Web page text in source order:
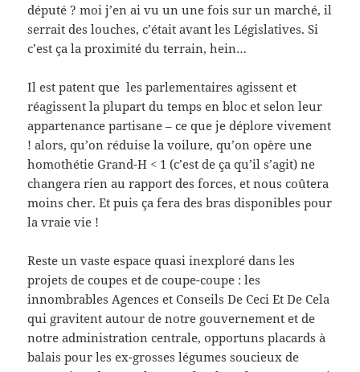
député ? moi j’en ai vu un une fois sur un marché, il
serrait des louches, c’était avant les Législatives. Si
c’est ça la proximité du terrain, hein…
Il est patent que les parlementaires agissent et
réagissent la plupart du temps en bloc et selon leur
appartenance partisane – ce que je déplore vivement
! alors, qu’on réduise la voilure, qu’on opère une
homothétie Grand-H < 1 (c’est de ça qu’il s’agit) ne
changera rien au rapport des forces, et nous coûtera
moins cher. Et puis ça fera des bras disponibles pour
la vraie vie !
Reste un vaste espace quasi inexploré dans les
projets de coupes et de coupe-coupe : les
innombrables Agences et Conseils De Ceci Et De Cela
qui gravitent autour de notre gouvernement et de
notre administration centrale, opportuns placards à
balais pour les ex-grosses légumes soucieux de